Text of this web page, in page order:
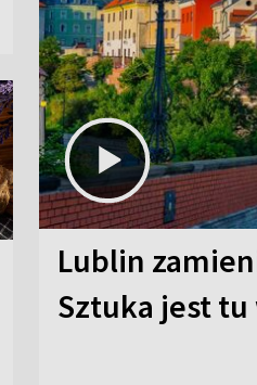
Lublin
Sztuka jest tu